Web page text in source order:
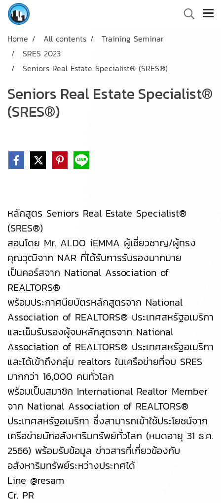
Home All contents
Training Seminar
SRES 2023
Seniors Real Estate Specialist® (SRES®)
Seniors Real Estate Specialist®
(SRES®)
หลักสูตร Seniors Real Estate Specialist®
(SRES®)
สอนโดย Mr. ALDO iEMMA ผู้เชี่ยวชาญ/ผู้ทรง
คุณวุฒิจาก NAR ที่ได้รับการรับรองมากมาย
เป็นคอร์สจาก National Association of
REALTORS®
พร้อมประกาศนียบัตรหลักสูตรจาก National
Association of REALTORS® ประเทศสหรัฐอเมริกา
และเข็มรับรองผู้จบหลักสูตรจาก National
Association of REALTORS® ประเทศสหรัฐอเมริกา
และได้เข้าถึงกลุ่ม realtors ในเครือข่ายที่จบ SRES
มากกว่า 16,000 คนทั่วโลก
พร้อมเป็นสมาชิก International Realtor Member
จาก National Association of REALTORS®
ประเทศสหรัฐอเมริกา ซึ่งสามารถเข้าใช้ประโยชน์จาก
เครือข่ายนักอสังหาริมทรัพย์ทั่วโลก (หมดอายุ 31 ธ.ค.
2566) พร้อมรับข้อมูล ข่าวสารที่เกี่ยวข้องกับ
อสังหาริมทรัพย์ระหว่างประทศได้
Line @resam
Cr. PR